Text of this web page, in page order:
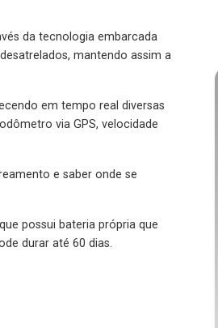
da tecnologia embarcada
mantendo assim a
em tempo real diversas
via GPS, velocidade
e saber onde se
possui bateria própria que
durar até 60 dias.